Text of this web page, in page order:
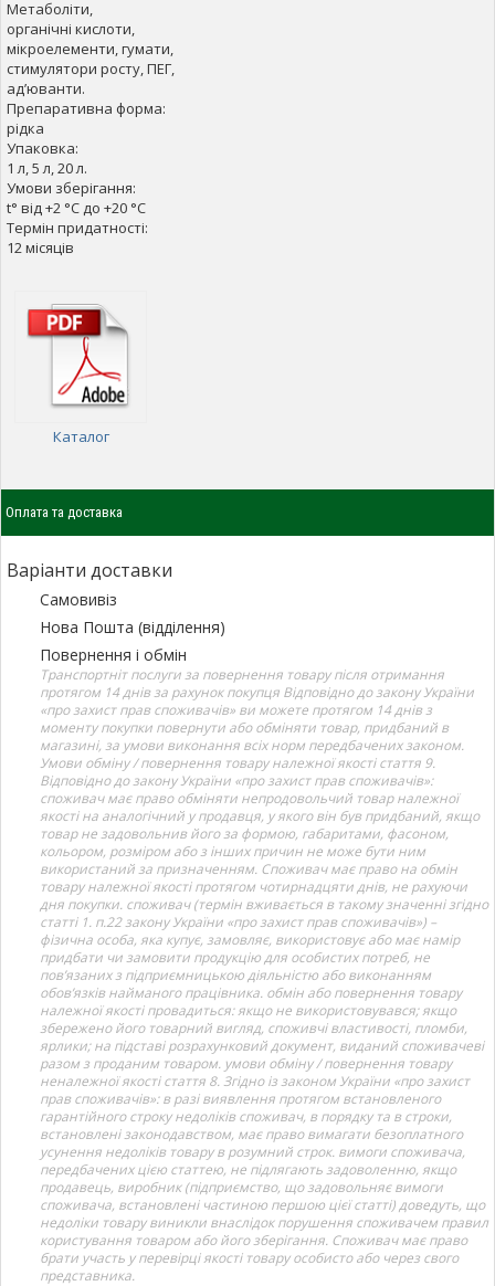
Метаболіти,
органічні кислоти,
мікроелементи, гумати,
стимулятори росту, ПЕГ,
ад’юванти.
Препаративна форма:
рідка
Упаковка:
1 л, 5 л, 20 л.
Умови зберігання:
t° від +2 °С до +20 °С
Термін придатності:
12 місяців
Каталог
Оплата та доставка
Варіанти доставки
Самовивіз
Нова Пошта (відділення)
Повернення і обмін
Транспортніт послуги за повернення товару після отримання
протягом 14 днів за рахунок покупця Відповідно до закону України
«про захист прав споживачів» ви можете протягом 14 днів з
моменту покупки повернути або обміняти товар, придбаний в
магазині, за умови виконання всіх норм передбачених законом.
Умови обміну / повернення товару належної якості стаття 9.
Відповідно до закону України «про захист прав споживачів»:
споживач має право обміняти непродовольчий товар належної
якості на аналогічний у продавця, у якого він був придбаний, якщо
товар не задовольнив його за формою, габаритами, фасоном,
кольором, розміром або з інших причин не може бути ним
використаний за призначенням. Споживач має право на обмін
товару належної якості протягом чотирнадцяти днів, не рахуючи
дня покупки. споживач (термін вживається в такому значенні згідно
статті 1. п.22 закону України «про захист прав споживачів») –
фізична особа, яка купує, замовляє, використовує або має намір
придбати чи замовити продукцію для особистих потреб, не
пов’язаних з підприємницькою діяльністю або виконанням
обов’язків найманого працівника. обмін або повернення товару
належної якості провадиться: якщо не використовувався; якщо
збережено його товарний вигляд, споживчі властивості, пломби,
ярлики; на підставі розрахунковий документ, виданий споживачеві
разом з проданим товаром. умови обміну / повернення товару
неналежної якості стаття 8. Згідно із законом України «про захист
прав споживачів»: в разі виявлення протягом встановленого
гарантійного строку недоліків споживач, в порядку та в строки,
встановлені законодавством, має право вимагати безоплатного
усунення недоліків товару в розумний строк. вимоги споживача,
передбачених цією статтею, не підлягають задоволенню, якщо
продавець, виробник (підприємство, що задовольняє вимоги
споживача, встановлені частиною першою цієї статті) доведуть, що
недоліки товару виникли внаслідок порушення споживачем правил
користування товаром або його зберігання. Споживач має право
брати участь у перевірці якості товару особисто або через свого
представника.